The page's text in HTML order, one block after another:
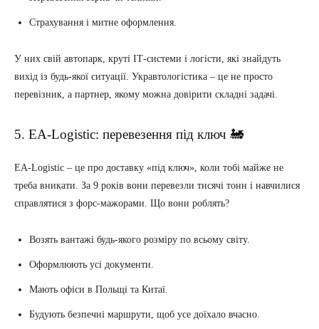
Страхування і митне оформлення.
У них свій автопарк, круті ІТ-системи і логісти, які знайдуть
вихід із будь-якої ситуації. Укравтологістика – це не просто
перевізник, а партнер, якому можна довірити складні задачі.
5. EA-Logistic: перевезення під ключ 🚂
EA-Logistic – це про доставку «під ключ», коли тобі майже не
треба вникати. За 9 років вони перевезли тисячі тонн і навчилися
справлятися з форс-мажорами. Що вони роблять?
Возять вантажі будь-якого розміру по всьому світу.
Оформлюють усі документи.
Мають офіси в Польщі та Китаї.
Будують безпечні маршрути, щоб усе доїхало вчасно.